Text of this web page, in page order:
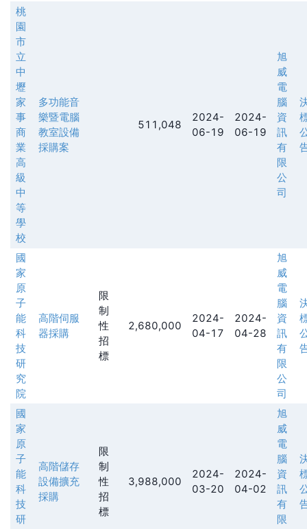
桃
園
市
立
中
壢
家
事
商
業
高
級
中
等
學
校
多功能音
樂暨電腦
教室設備
採購案
511,048
2024-
06-19
2024-
06-19
旭
威
電
腦
資
訊
有
限
公
司
國
家
原
子
能
科
技
研
究
院
高階伺服
器採購
限
制
性
招
標
2,680,000
2024-
04-17
2024-
04-28
旭
威
電
腦
資
訊
有
限
公
司
國
家
原
子
能
科
技
研
高階儲存
設備擴充
採購
限
制
性
招
標
3,988,000
2024-
03-20
2024-
04-02
旭
威
電
腦
資
訊
有
限